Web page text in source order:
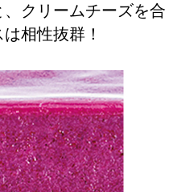
クリームチーズを合
相性抜群！